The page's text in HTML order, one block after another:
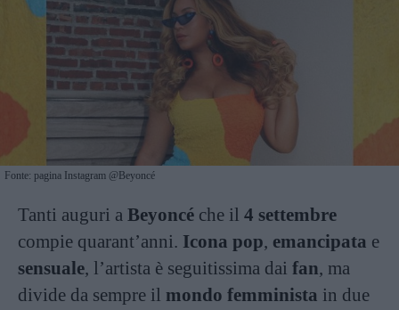
Fonte: pagina Instagram @Beyoncé
Tanti auguri a Beyoncé che il 4 settembre
compie quarant’anni. Icona pop, emancipata e
sensuale, l’artista è seguitissima dai fan, ma
divide da sempre il mondo femminista in due